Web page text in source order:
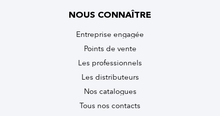
NOUS CONNAÎTRE
Entreprise engagée
Points de vente
Les professionnels
Les distributeurs
Nos catalogues
Tous nos contacts